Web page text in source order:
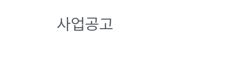
사업공고